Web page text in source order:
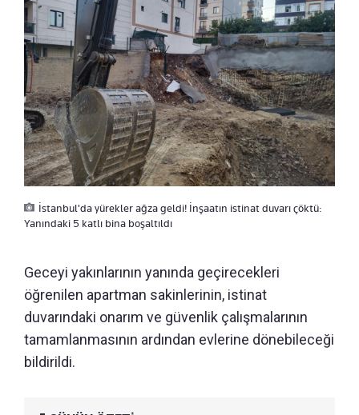
İstanbul'da yürekler ağza geldi! İnşaatın istinat duvarı çöktü:
Yanındaki 5 katlı bina boşaltıldı
Geceyi yakınlarının yanında geçirecekleri
öğrenilen apartman sakinlerinin, istinat
duvarındaki onarım ve güvenlik çalışmalarının
tamamlanmasının ardından evlerine dönebileceği
bildirildi.